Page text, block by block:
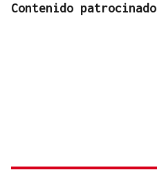
Contenido patrocinado